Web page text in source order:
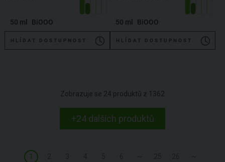
50 ml BiOOO
HLÍDAT DOSTUPNOST
50 ml BiOOO
HLÍDAT DOSTUPNOST
Zobrazuje se 24 produktů z 1362
+24 dalších produktů
1